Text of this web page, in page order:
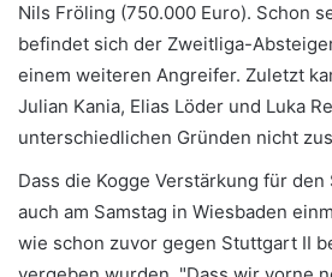
Nils Fröling (750.000 Euro). Schon
befindet sich der Zweitliga-
einem weiteren Angreifer. Zuletzt
Julian Kania, Elias Löder und Luka
unterschiedlichen Gründen nicht
Dass die Kogge Verstärkung für
auch am Samstag in Wiesbaden
wie schon zuvor gegen Stuttgart II